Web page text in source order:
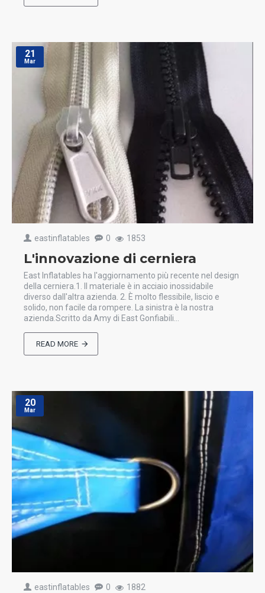
21
Mar
eastinflatables 0 1853
L'innovazione di cerniera
East Inflatables ha l'aggiornamento più recente nel design
della cerniera.1. Il materiale è in acciaio inossidabile
diverso dall'altra azienda. 2. È molto flessibile, liscio e
solido, non facile da rompere. La sinistra è la nostra
azienda.Scritto da Amy di East Gonfiabili...
READ MORE
20
Mar
eastinflatables 0 1882